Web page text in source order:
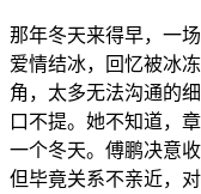
那年冬天来得早，一
爱情结冰，回忆被冰
角，太多无法沟通的
口不提。她不知道，
一个冬天。傅鹏决意
但毕竟关系不亲近，